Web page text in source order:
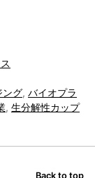
ング, バイオプラ
, 生分解性カップ
Back to top